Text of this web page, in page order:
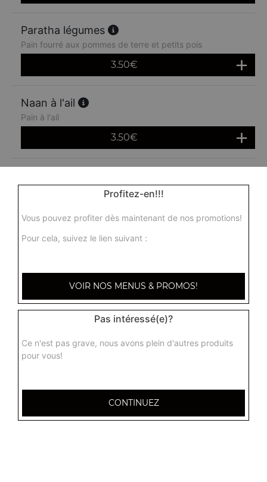
Paratha légumes
Pain fourré aux pommes de terre et petits pois
3.50€
Naan à l'ail
Pain à l'ail
3.50€
Pain fourré avec des raisins secs
4.50€
Profitez-en!!!
Vous pouvez profiter dès maintenant de nos promotions!
Pour cela, suivez le lien suivant :
VOIR NOS MENUS & PROMOS!
Pas intéressé(e)?
Ce n'est pas grave, nous avons plein d'autres produits
pour vous!
CONTINUEZ